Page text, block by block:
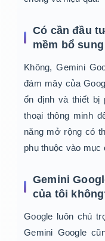
Có cần đầu
mềm bổ
Không, Gemini
đám mây của
ổn định và thiết bị
thoại thông minh
năng mở rộng có
phụ thuộc vào mục
Gemini
của tôi
Google luôn chú
Gemini Google